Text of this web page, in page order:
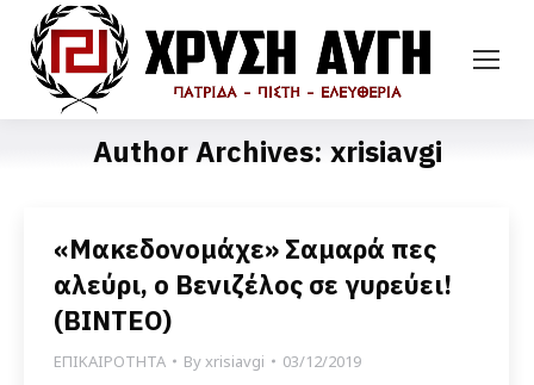
Author Archives: xrisiavgi
«Μακεδονομάχε» Σαμαρά πες
αλεύρι, ο Βενιζέλος σε γυρεύει!
(ΒΙΝΤΕΟ)
ΕΠΙΚΑΙΡΟΤΗΤΑ Byxrisiavgi 03/12/2019